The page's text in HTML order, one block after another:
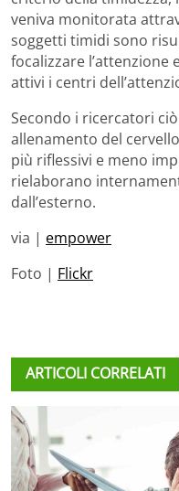
veniva monitorata
soggetti timidi sono
focalizzare
attivi i centri
Secondo i ricercatori
allenamento del
più riflessivi e meno
rielaborano
dall’esterno.
via | empower
Foto | Flickr
ARTICOLI CORRELATI